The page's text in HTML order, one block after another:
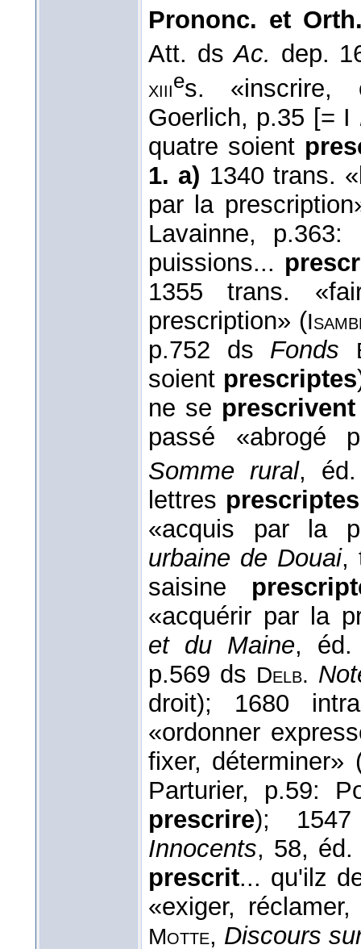
Prononc. et
Att. dsAc. dep.
xiiies. «inscrire,
Goerlich, p.35 [= I
quatre soient
1. a) 1340 trans.
par la
Lavainne,
puissions...
1355 trans.
prescription» (
p.752 ds Fonds
soient prescriptes
ne se prescrivent
passé «abrogé
Somme rural,
lettres prescriptes
«acquis par la
urbaine de Douai,
saisine
«acquérir par la
et du Maine, éd.
p.569 ds Delb.
droit); 1680
«ordonner
fixer,
Parturier, p.59:
prescrire);
Innocents, 58, éd.
prescrit... qu'ilz
«exiger,
Motte, Discours